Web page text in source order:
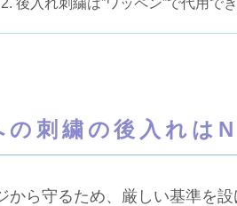
刺繍の後入れは
ら守るため、厳しい基準を設